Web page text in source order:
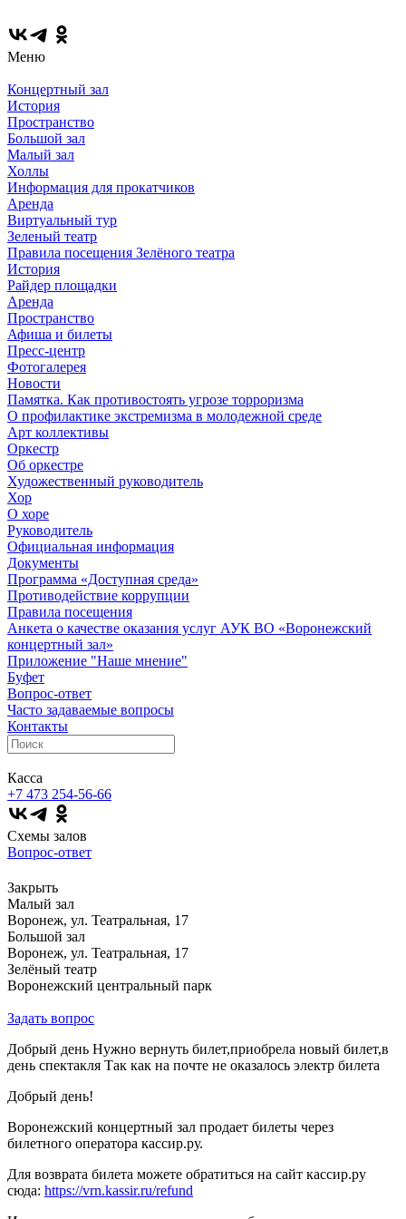
Меню
Концертный зал
История
Пространство
Большой зал
Малый зал
Холлы
Информация для прокатчиков
Аренда
Виртуальный тур
Зеленый театр
Правила посещения Зелёного театра
История
Райдер площадки
Аренда
Пространство
Афиша и билеты
Пресс-центр
Фотогалерея
Новости
Памятка. Как противостоять угрозе торроризма
О профилактике экстремизма в молодежной среде
Арт коллективы
Оркестр
Об оркестре
Художественный руководитель
Хор
О хоре
Руководитель
Официальная информация
Документы
Программа «Доступная среда»
Противодействие коррупции
Правила посещения
Анкета о качестве оказания услуг АУК ВО «Воронежский
концертный зал»
Приложение "Наше мнение"
Буфет
Вопрос-ответ
Часто задаваемые вопросы
Контакты
Касса
+7 473 254-56-66
Схемы залов
Вопрос-ответ
Закрыть
Малый зал
Воронеж, ул. Театральная, 17
Большой зал
Воронеж, ул. Театральная, 17
Зелёный театр
Воронежский центральный парк
Задать вопрос
Добрый день Нужно вернуть билет,приобрела новый билет,в
день спектакля Так как на почте не оказалось электр билета
Добрый день!
Воронежский концертный зал продает билеты через
билетного оператора кассир.ру.
Для возврата билета можете обратиться на сайт кассир.ру
сюда: https://vrn.kassir.ru/refund